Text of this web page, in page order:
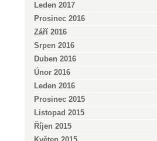
Leden 2017
Prosinec 2016
Září 2016
Srpen 2016
Duben 2016
Únor 2016
Leden 2016
Prosinec 2015
Listopad 2015
Říjen 2015